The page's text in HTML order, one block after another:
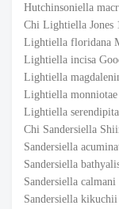
Hutchinsoniella
Chi Lightiella Jones
Lightiella floridana
Lightiella incisa
Lightiella
Lightiella
Lightiella serendipita
Chi Sandersiella
Sandersiella
Sandersiella
Sandersiella
Sandersiella